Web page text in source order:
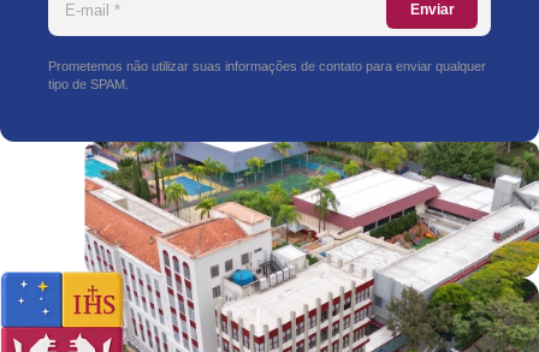
Enviar
Prometemos não utilizar suas informações de contato para enviar qualquer
tipo de SPAM.